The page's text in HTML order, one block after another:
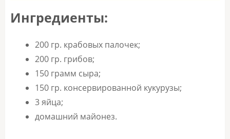
Ингредиенты:
200 гр. крабовых палочек;
200 гр. грибов;
150 грамм сыра;
150 гр. консервированной кукурузы;
3 яйца;
домашний майонез.